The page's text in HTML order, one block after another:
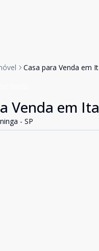
Casa para Venda em
Venda em
- SP